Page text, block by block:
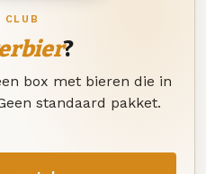
CLUB
?
box met bieren die in
standaard pakket.